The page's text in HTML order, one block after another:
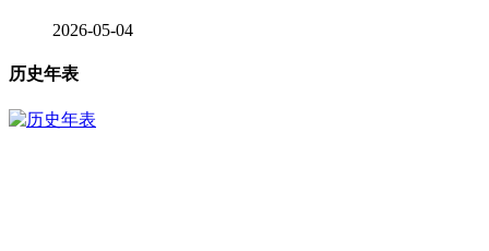
2026-05-04
历史年表